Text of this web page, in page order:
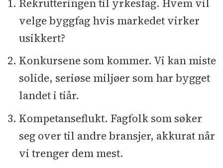
Rekrutteringen til yrkesfag. Hvem vil
velge byggfag hvis markedet virker
usikkert?
Konkursene som kommer. Vi kan miste
solide, seriøse miljøer som har bygget
landet i tiår.
Kompetanseflukt. Fagfolk som søker
seg over til andre bransjer, akkurat når
vi trenger dem mest.